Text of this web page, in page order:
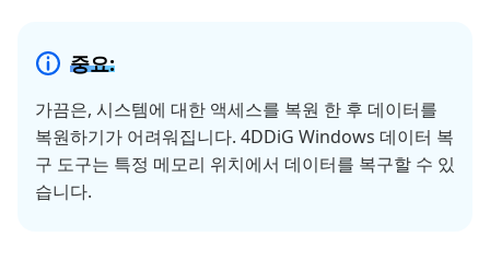
중요:
가끔은, 시스템에 대한 액세스를 복원 한 후 데이터를
복원하기가 어려워집니다. 4DDiG Windows 데이터 복
구 도구는 특정 메모리 위치에서 데이터를 복구할 수 있
습니다.